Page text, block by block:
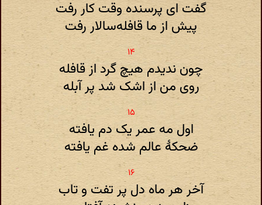
گفت ای پرسنده وقت کار رفت
پیش از ما قافله‌سالار رفت
چون ندیدم هیچ گرد از قافله
روی من از اشک شد پر آبله
اول مه عمر یک دم یافته
ضحکهٔ عالم شده غم یافته
آخر هر ماه دل پر تفت و تاب